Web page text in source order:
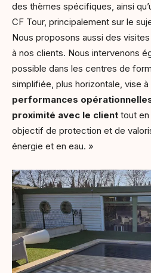
des thèmes spécifiques, ainsi
CF Tour, principalement sur le
Nous proposons aussi des
à nos clients. Nous intervenons
possible dans les centres de
simplifiée, plus horizontale, vise à
performances
proximité avec le client tout
objectif de protection et de
énergie et en eau. »